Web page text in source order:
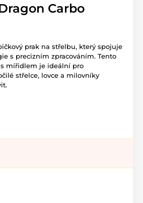
Carbo
prak na střelbu, který spojuje
s precizním zpracováním. Tento
mířidlem je ideální pro
střelce, lovce a milovníky